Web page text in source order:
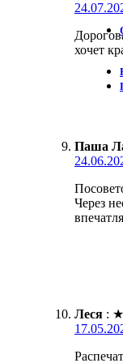
хочет
Паша
Через
Леся : ★